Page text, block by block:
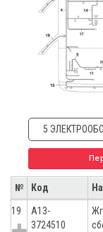
5
№ Код
19
A13-
3724510